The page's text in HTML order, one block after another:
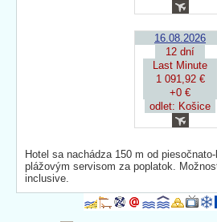
16.08.2026
12 dní
Last Minute
1 091,92 €
+0 €
odlet: Košice
Hotel sa nachádza 150 m od
plážovým servisom za poplatok.
inclusive.